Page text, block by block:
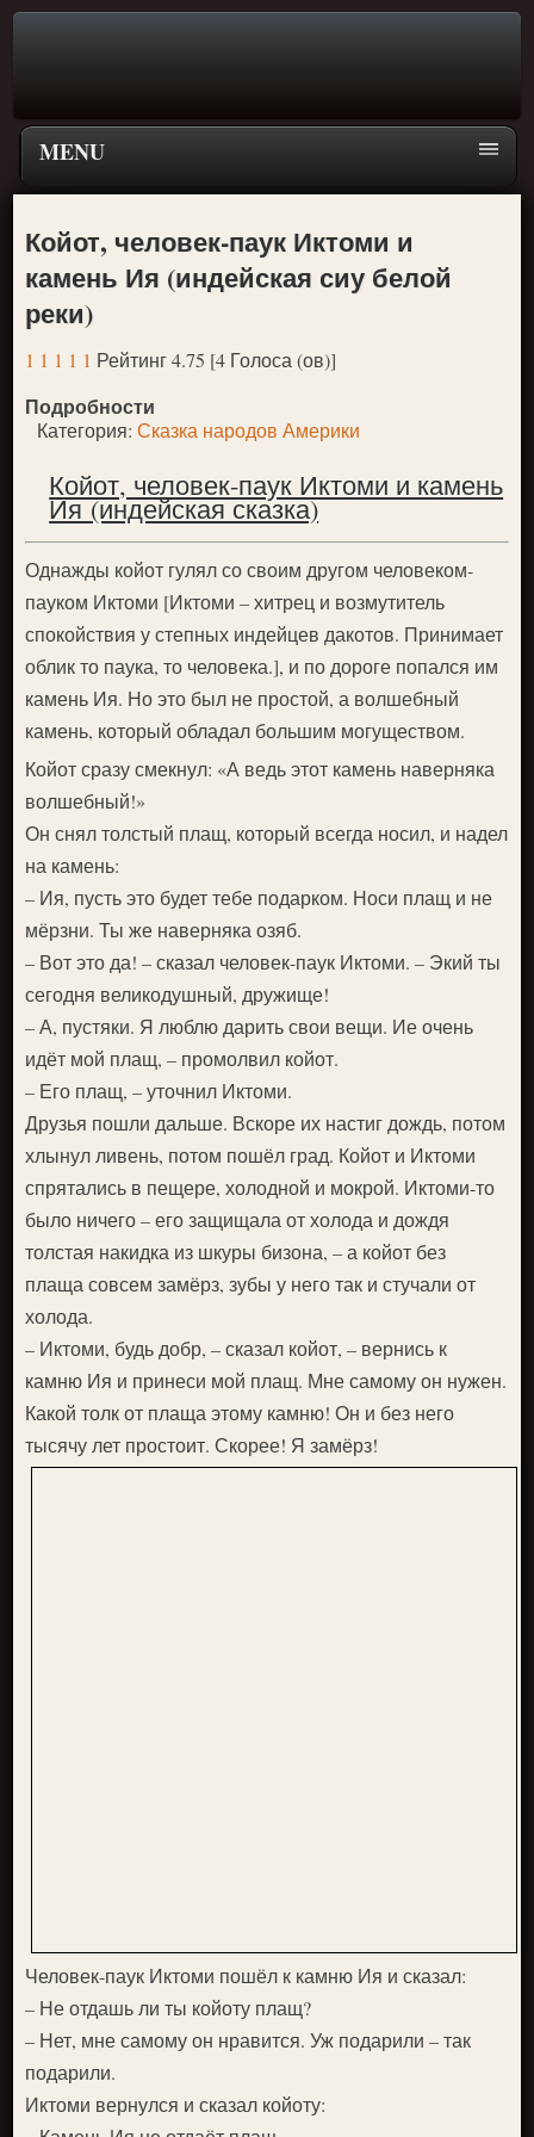
MENU
Главная страница
Поиск
ПЕРЕЙТИ К ГЛАВНОМУ МЕНЮ СКАЗОК
Койот, человек-паук Иктоми и
камень Ия (индейская сиу белой
реки)
1 1 1 1 1 Рейтинг 4.75 [4 Голоса (ов)]
Подробности
Категория:Сказка народов Америки
Койот, человек-паук Иктоми и камень
Ия (индейская сказка)
Однажды койот гулял со своим другом человеком-
пауком Иктоми [Иктоми – хитрец и возмутитель
спокойствия у степных индейцев дакотов. Принимает
облик то паука, то человека.], и по дороге попался им
камень Ия. Но это был не простой, а волшебный
камень, который обладал большим могуществом.
Койот сразу смекнул: «А ведь этот камень наверняка
волшебный!»
Он снял толстый плащ, который всегда носил, и надел
на камень:
– Ия, пусть это будет тебе подарком. Носи плащ и не
мёрзни. Ты же наверняка озяб.
– Вот это да! – сказал человек-паук Иктоми. – Экий ты
сегодня великодушный, дружище!
– А, пустяки. Я люблю дарить свои вещи. Ие очень
идёт мой плащ, – промолвил койот.
– Его плащ, – уточнил Иктоми.
Друзья пошли дальше. Вскоре их настиг дождь, потом
хлынул ливень, потом пошёл град. Койот и Иктоми
спрятались в пещере, холодной и мокрой. Иктоми-то
было ничего – его защищала от холода и дождя
толстая накидка из шкуры бизона, – а койот без
плаща совсем замёрз, зубы у него так и стучали от
холода.
– Иктоми, будь добр, – сказал койот, – вернись к
камню Ия и принеси мой плащ. Мне самому он нужен.
Какой толк от плаща этому камню! Он и без него
тысячу лет простоит. Скорее! Я замёрз!
Человек-паук Иктоми пошёл к камню Ия и сказал:
– Не отдашь ли ты койоту плащ?
– Нет, мне самому он нравится. Уж подарили – так
подарили.
Иктоми вернулся и сказал койоту: